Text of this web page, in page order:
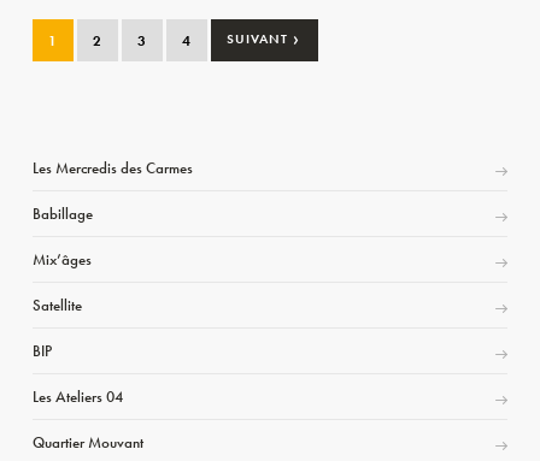
1 2 3 4 SUIVANT ›
Les Mercredis des Carmes
Babillage
Mix’âges
Satellite
BIP
Les Ateliers 04
Quartier Mouvant